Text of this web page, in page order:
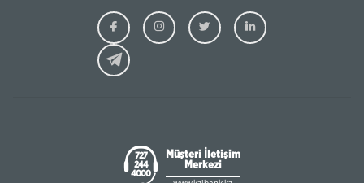
Ziraat
Kazakhstan
Facebook
Ziraat
Kazakhstan
Ziraat
Kazakhstan
Ziraat
727
244
4000
Müşteri İletişim
Merkezi